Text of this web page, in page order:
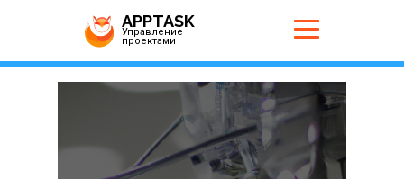
APPTASK
Управление
проектами